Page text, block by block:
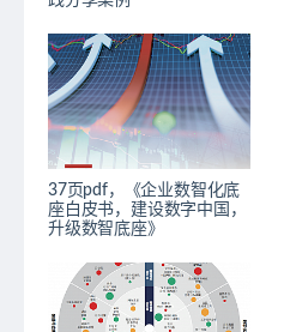
37页pdf，《企业数智化底
座白皮书，建设数字中国，
升级数智底座》